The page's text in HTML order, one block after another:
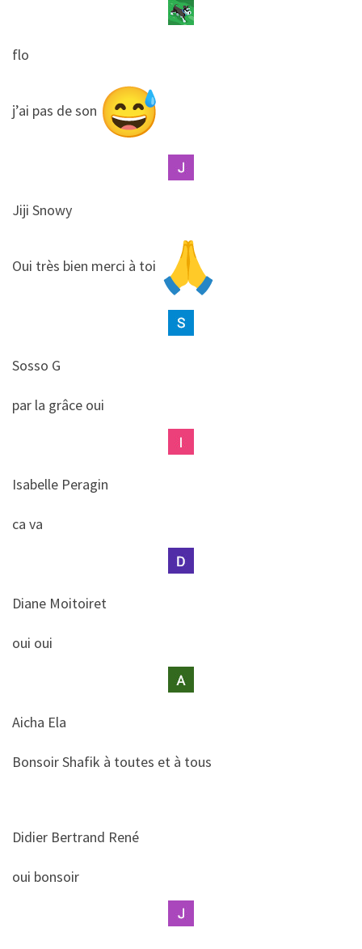
flo
​​j’ai pas de son
Jiji Snowy
​​Oui très bien merci à toi
Sosso G
​​par la grâce oui
Isabelle Peragin
​​ca va
Diane Moitoiret
​​oui oui
Aicha Ela
​​Bonsoir Shafik à toutes et à tous
Didier Bertrand René
​​oui bonsoir